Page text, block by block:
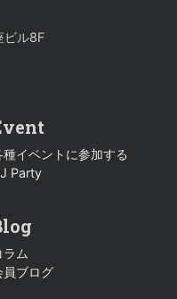
ビル8F
種イベントに参加する
Party
ラム
員ブログ